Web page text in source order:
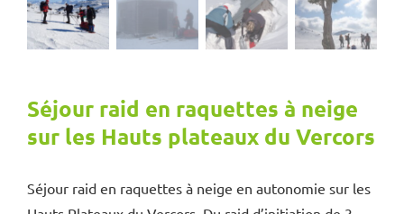
Séjour raid en raquettes à neige
sur les Hauts plateaux du Vercors
Séjour raid en raquettes à neige en autonomie sur les